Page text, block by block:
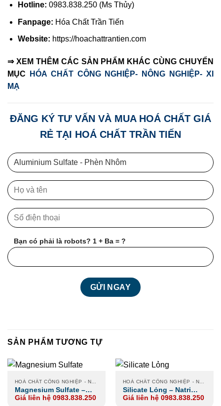
Hotline: 0983.838.250 (Ms Thủy)
Fanpage: Hóa Chất Trần Tiến
Website: https://hoachattrantien.com
⇒ XEM THÊM CÁC SẢN PHẨM KHÁC CÙNG CHUYỂN
MỤC
HÓA CHẤT CÔNG NGHIỆP- NÔNG NGHIỆP- XI
MẠ
ĐĂNG KÝ TƯ VẤN VÀ MUA HOÁ CHẤT GIÁ
RẺ TẠI HOÁ CHẤT TRẦN TIẾN
Bạn có phải là robots? 1 + Ba = ?
SẢN PHẨM TƯƠNG TỰ
HOÁ CHẤT CÔNG NGHIỆP - NÔNG NGHIỆP - XI MẠ
Magnesium Sulfate –
Magie Sulfate
Giá liên hệ 0983.838.250
HOÁ CHẤT CÔNG NGHIỆP - NÔNG NGHIỆP - XI MẠ
Silicate Lỏng – Natri
Silicate – Na2SiO3
Giá liên hệ 0983.838.250